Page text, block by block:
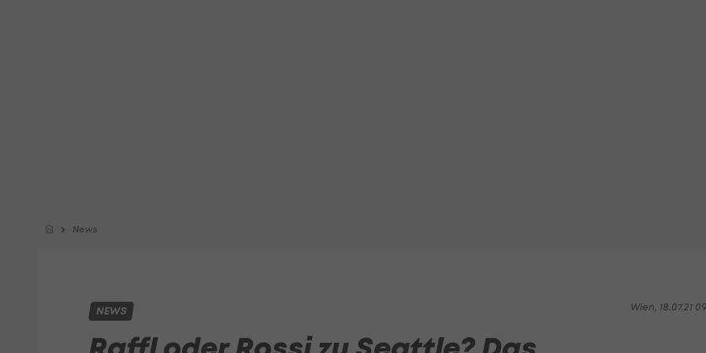
News
Wien, 18.07.21
NEWS